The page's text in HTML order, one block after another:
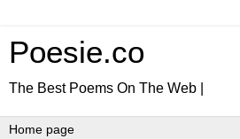
Poesie.co
The Best Poems On The Web |